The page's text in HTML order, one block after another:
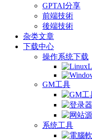
GPTAI分享
前端技術
後端技術
杂类文章
下载中心
操作系统下载
GM工具
系统工具